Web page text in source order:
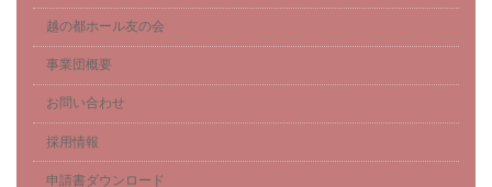
越の都ホール友の会
事業団概要
お問い合わせ
採用情報
申請書ダウンロード